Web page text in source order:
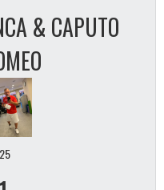
& CAPUTO